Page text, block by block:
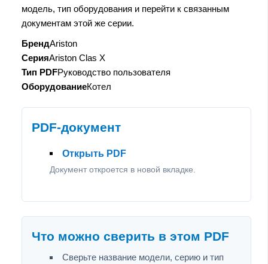
модель, тип оборудования и перейти к связанным
документам этой же серии.
БрендAriston
СерияAriston Clas X
Тип PDFРуководство пользователя
ОборудованиеКотел
PDF-документ
Открыть PDF
Документ откроется в новой вкладке.
Что можно сверить в этом PDF
Сверьте название модели, серию и тип